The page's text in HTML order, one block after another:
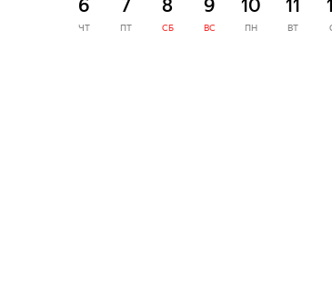
6
ЧТ
7
ПТ
8
СБ
9
ВС
10
ПН
11
ВТ